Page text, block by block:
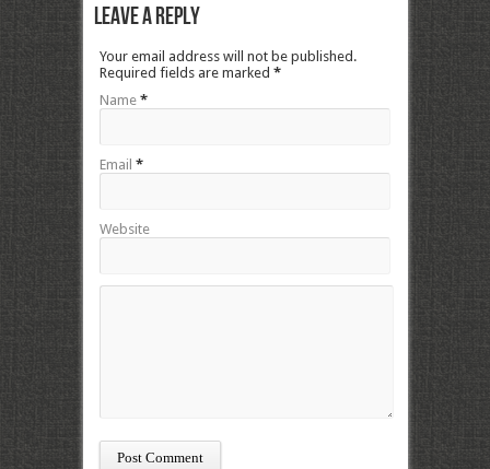
Leave a Reply
Your email address will not be published.
Required fields are marked *
Name *
Email *
Website